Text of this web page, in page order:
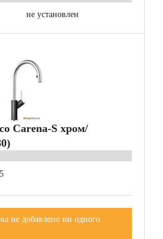
не установлен
Carena-S хром/
5
не добавлено ни одного